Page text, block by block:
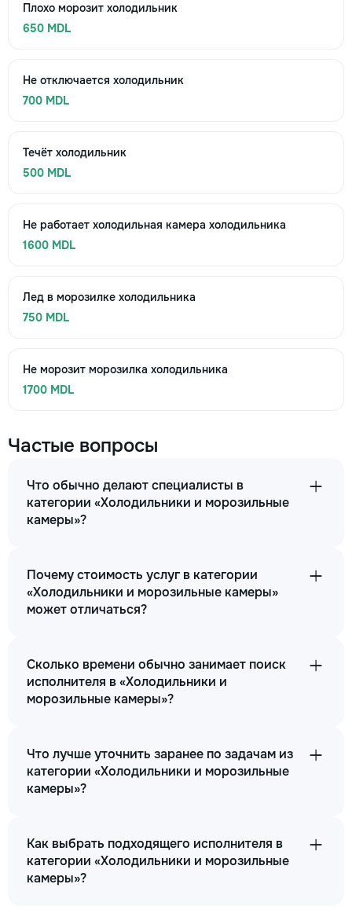
Плохо морозит холодильник
650 MDL
Не отключается холодильник
700 MDL
Течёт холодильник
500 MDL
Не работает холодильная камера холодильника
1600 MDL
Лед в морозилке холодильника
750 MDL
Не морозит морозилка холодильника
1700 MDL
Частые вопросы
Что обычно делают специалисты в
категории «Холодильники и морозильные
камеры»?
Почему стоимость услуг в категории
«Холодильники и морозильные камеры»
может отличаться?
Сколько времени обычно занимает поиск
исполнителя в «Холодильники и
морозильные камеры»?
Что лучше уточнить заранее по задачам из
категории «Холодильники и морозильные
камеры»?
Как выбрать подходящего исполнителя в
категории «Холодильники и морозильные
камеры»?